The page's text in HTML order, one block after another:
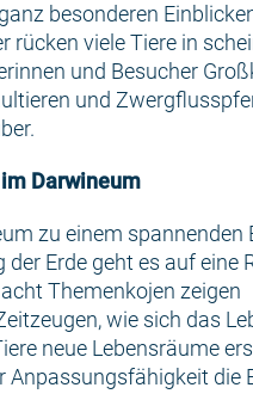
besonderen
rücken viele Tiere in
und Besucher
und
Darwineum
zu einem spannenden
Erde geht es auf eine
Themenkojen zeigen
wie sich das
neue Lebensräume
Anpassungsfähigkeit die